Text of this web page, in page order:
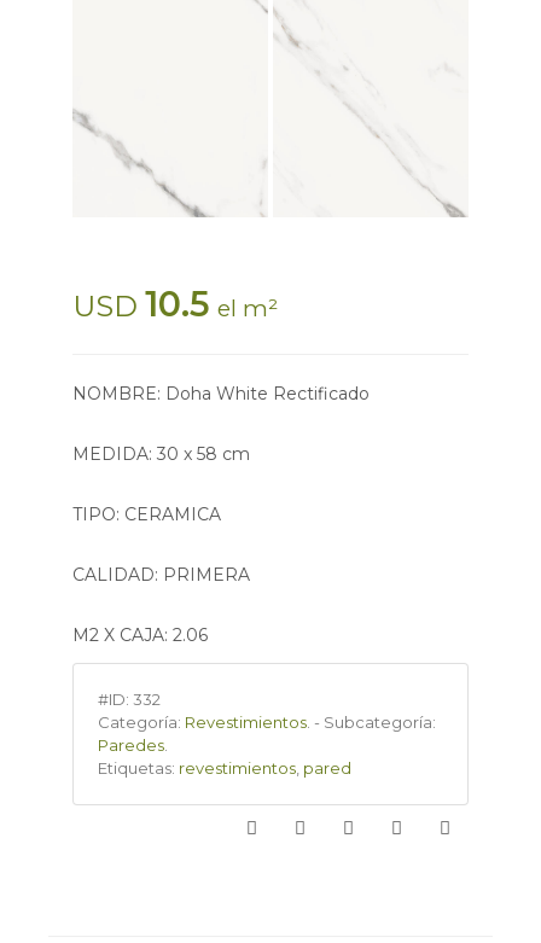
USD 10.5 el m²
NOMBRE: Doha White Rectificado
MEDIDA: 30 x 58 cm
TIPO: CERAMICA
CALIDAD: PRIMERA
M2 X CAJA: 2.06
#ID: 332
Categoría: Revestimientos - Subcategoría:
Paredes
Etiquetas: revestimientos pared